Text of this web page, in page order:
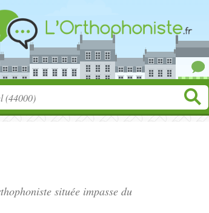
située impasse du